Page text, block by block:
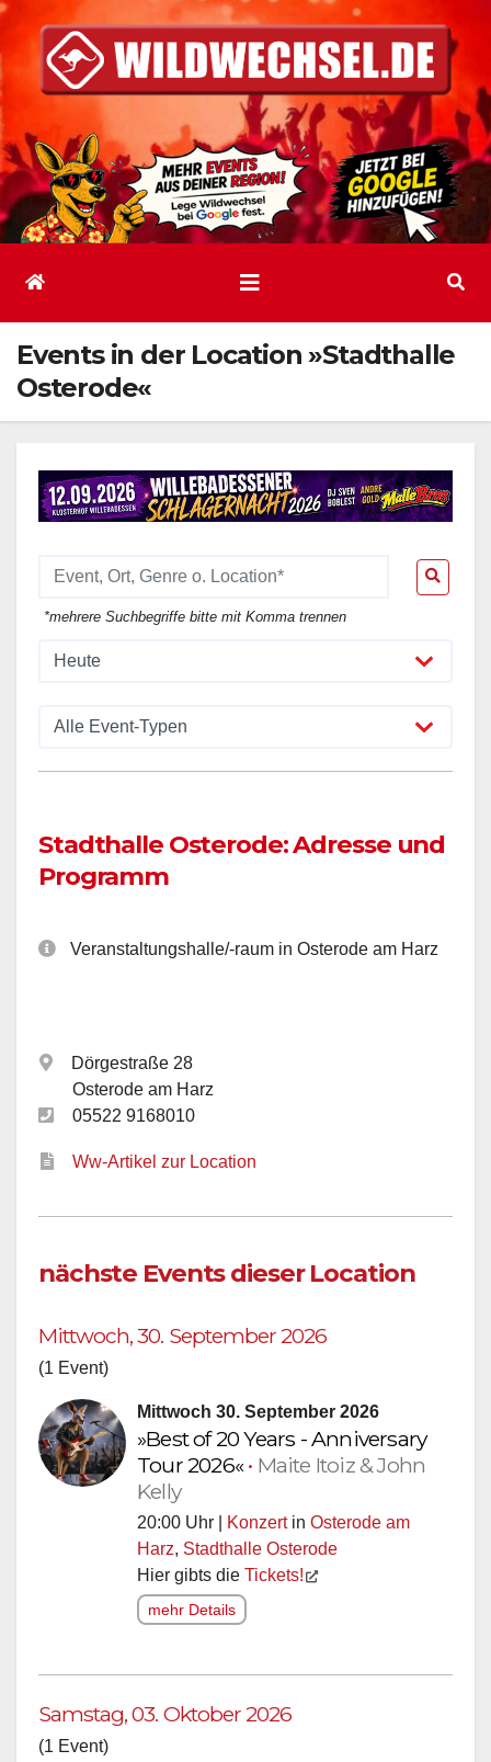
Inhalt
springen
Events in der Location »Stadthalle
Osterode«
*mehrere Suchbegriffe bitte mit Komma trennen
Stadthalle Osterode: Adresse und
Programm
Veranstaltungshalle/-raum in Osterode am Harz
Dörgestraße 28
Osterode am Harz
05522 9168010
Ww-Artikel zur Location
nächste Events dieser Location
Mittwoch, 30. September 2026
(1 Event)
Mittwoch 30. September 2026
»Best of 20 Years - Anniversary
Tour 2026«• Maite Itoiz & John
Kelly
20:00 Uhr | Konzertin Osterode am
Harz, Stadthalle Osterode
Hier gibts die Tickets!
mehr Details
Samstag, 03. Oktober 2026
(1 Event)